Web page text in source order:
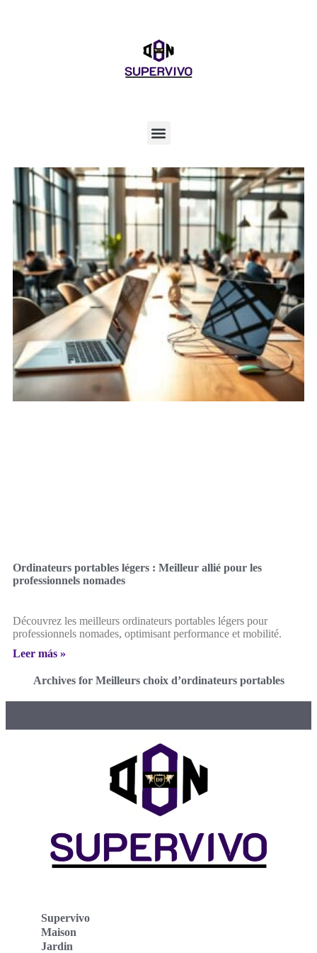
Ordinateurs portables légers : Meilleur allié pour les
professionnels nomades
Découvrez les meilleurs ordinateurs portables légers pour
professionnels nomades, optimisant performance et mobilité.
Leer más »
Archives for Meilleurs choix d’ordinateurs portables
Supervivo
Maison
Jardin